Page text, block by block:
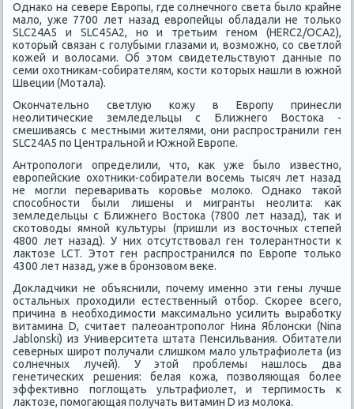
Однако на севере Европы, где солнечного света было крайне
мало, уже 7700 лет назад европейцы обладали не только
SLC24A5 и SLC45A2, но и третьим геном (HERC2/OCA2),
который связан с голубыми глазами и, возможно, со светлой
кожей и волосами. Об этом свидетельствуют данные по
семи охотникам-собирателям, кости которых нашли в южной
Швеции (Мотала).
Окончательно светлую кожу в Европу принесли
неолитические земледельцы с Ближнего Востока -
смешиваясь с местными жителями, они распространили ген
SLC24A5 по Центральной и Южной Европе.
Антропологи определили, что, как уже было известно,
европейские охотники-собиратели восемь тысяч лет назад
не могли переваривать коровье молоко. Однако такой
способности были лишены и мигранты неолита: как
земледельцы с Ближнего Востока (7800 лет назад), так и
скотоводы ямной культуры (пришли из восточных степей
4800 лет назад). У них отсутствовал ген толерантности к
лактозе LCT. Этот ген распространился по Европе только
4300 лет назад, уже в бронзовом веке.
Докладчики не объяснили, почему именно эти гены лучше
остальных проходили естественный отбор. Скорее всего,
причина в необходимости максимально усилить выработку
витамина D, считает палеоантрополог Нина Яблонски (Nina
Jablonski) из Университета штата Пенсильвания. Обитатели
северных широт получали слишком мало ультрафиолета (из
солнечных лучей). У этой проблемы нашлось два
генетических решения: белая кожа, позволяющая более
эффективно поглощать ультрафиолет, и терпимость к
лактозе, помогающая получать витамин D из молока.